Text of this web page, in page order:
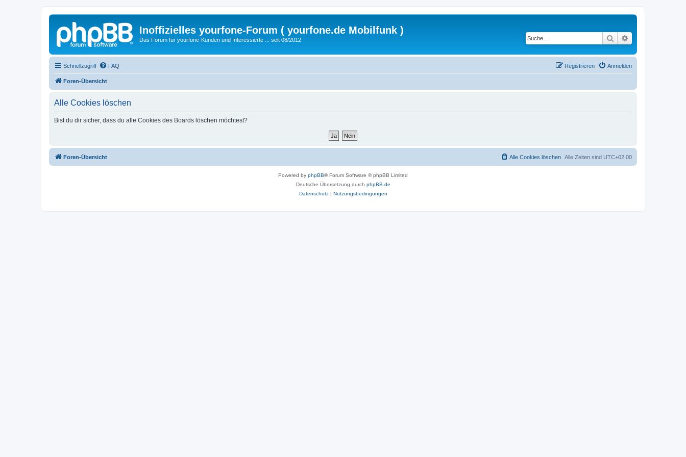
Inoffizielles yourfone-Forum ( yourfone.de Mobilfunk )
Das Forum für yourfone-Kunden und Interessierte ... seit 08/2012 Suche
Schnellzugriff FAQ Anmelden
Registrieren
Foren-Übersicht
Alle Cookies löschen
Bist du dir sicher, dass du alle Cookies des Boards löschen möchtest?
Foren-Übersicht Alle Zeiten sind UTC+02:00
Alle Cookies löschen
Powered by phpBB® Forum Software © phpBB Limited
Deutsche Übersetzung durch phpBB.de
Datenschutz| Nutzungsbedingungen